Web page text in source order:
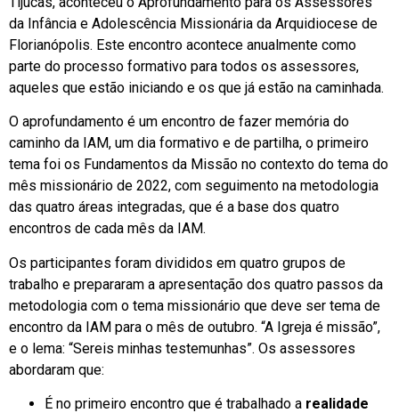
da Infância e Adolescência Missionária da Arquidiocese de
Florianópolis. Este encontro acontece anualmente como
parte do processo formativo para todos os assessores,
aqueles que estão iniciando e os que já estão na caminhada.
O aprofundamento é um encontro de fazer memória do
caminho da IAM, um dia formativo e de partilha, o primeiro
tema foi os Fundamentos da Missão no contexto do tema do
mês missionário de 2022, com seguimento na metodologia
das quatro áreas integradas, que é a base dos quatro
encontros de cada mês da IAM.
Os participantes foram divididos em quatro grupos de
trabalho e prepararam a apresentação dos quatro passos da
metodologia com o tema missionário que deve ser tema de
encontro da IAM para o mês de outubro. “A Igreja é missão”,
e o lema: “Sereis minhas testemunhas”. Os assessores
abordaram que:
É no primeiro encontro que é trabalhado a realidade